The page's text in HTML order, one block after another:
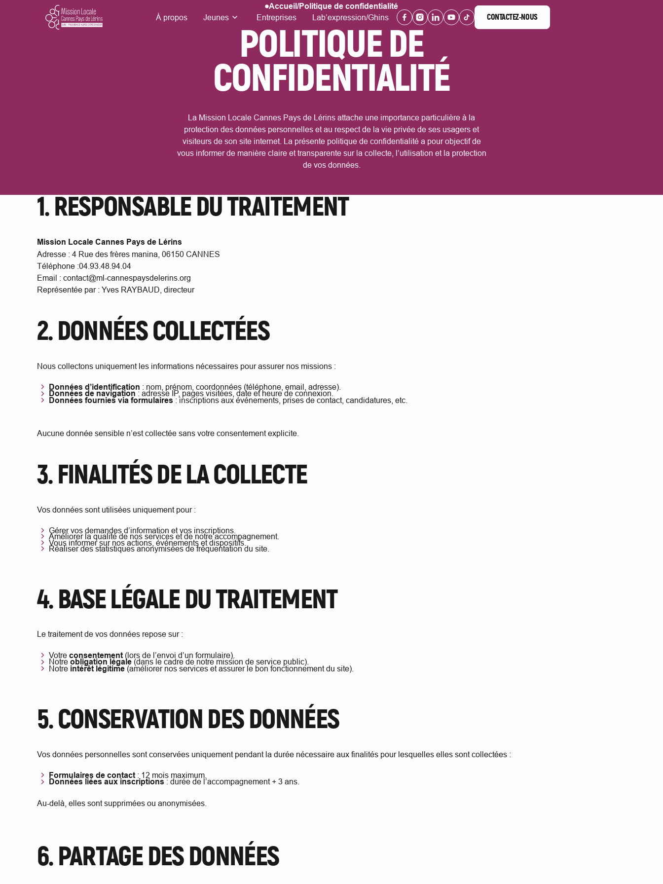
À propos Jeunes Entreprises Lab’expression/Ghins Facebook link
Instagram link
LinkedIn link
Youtube link
Tiktok link
CONTACTEZ-NOUS
CONTACTEZ-NOUS
Accueil/Politique de confidentialité
POLITIQUE DE
CONFIDENTIALITÉ
La Mission Locale Cannes Pays de Lérins attache une importance particulière à la
protection des données personnelles et au respect de la vie privée de ses usagers et
visiteurs de son site internet. La présente politique de confidentialité a pour objectif de
vous informer de manière claire et transparente sur la collecte, l’utilisation et la protection
de vos données.
1. RESPONSABLE DU TRAITEMENT
Mission Locale Cannes Pays de Lérins
Adresse : 4 Rue des frères manina, 06150 CANNES
Téléphone :04.93.48.94.04
Email : contact@ml-cannespaysdelerins.org
Représentée par : Yves RAYBAUD, directeur
2. DONNÉES COLLECTÉES
Nous collectons uniquement les informations nécessaires pour assurer nos missions :
Données d’identification : nom, prénom, coordonnées (téléphone, email, adresse).
Données de navigation : adresse IP, pages visitées, date et heure de connexion.
Données fournies via formulaires : inscriptions aux événements, prises de contact, candidatures, etc.
Aucune donnée sensible n’est collectée sans votre consentement explicite.
3. FINALITÉS DE LA COLLECTE
Vos données sont utilisées uniquement pour :
Gérer vos demandes d’information et vos inscriptions.
Améliorer la qualité de nos services et de notre accompagnement.
Vous informer sur nos actions, événements et dispositifs.
Réaliser des statistiques anonymisées de fréquentation du site.
4. BASE LÉGALE DU TRAITEMENT
Le traitement de vos données repose sur :
Votre consentement(lors de l’envoi d’un formulaire).
Notre obligation légale(dans le cadre de notre mission de service public).
Notre intérêt légitime(améliorer nos services et assurer le bon fonctionnement du site).
5. CONSERVATION DES DONNÉES
Vos données personnelles sont conservées uniquement pendant la durée nécessaire aux finalités pour lesquelles elles sont collectées :
Formulaires de contact: 12 mois maximum.
Données liées aux inscriptions : durée de l’accompagnement + 3 ans.
Au-delà, elles sont supprimées ou anonymisées.
6. PARTAGE DES DONNÉES